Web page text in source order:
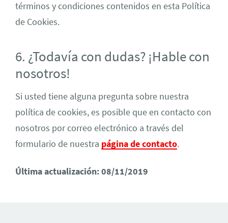
términos y condiciones contenidos en esta Política
de Cookies.
6. ¿Todavía con dudas? ¡Hable con
nosotros!
Si usted tiene alguna pregunta sobre nuestra
política de cookies, es posible que en contacto con
nosotros por correo electrónico a través del
formulario de nuestra página de contacto.
Última actualización: 08/11/2019